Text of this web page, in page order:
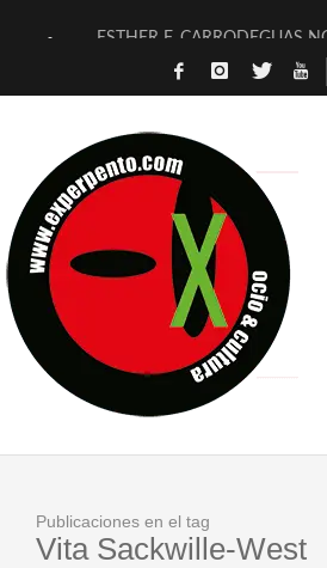
ESTHER F. CARRODEGUAS
[TERRA DE GUAPES] DE
TIMBRE 4, LA ESCUELA DEL
30 AÑOS (NO ES NADA) DE LA
MILITARES JUDÍAS
D’BALDOMEROS REINVENTAN
MARSHALL FLASH PRESENTA
JOFRE BARDAGÍ EN EXVITA
Publicaciones en el tag
Vita Sackwille-West